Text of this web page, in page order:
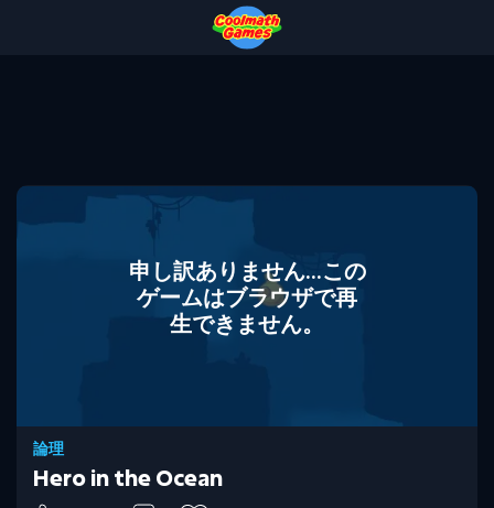
申し訳ありません...この
ゲームはブラウザで再
生できません。
論理
Hero in the Ocean